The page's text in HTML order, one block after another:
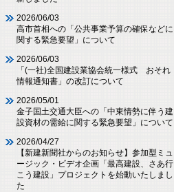
2026/06/03
高市首相への「公共事業予算の確保などに
関する緊急要望」について
2026/06/03
「(一社)全国建設業協会統一様式 おそれ
情報通知書」の改訂について
2026/05/01
金子国土交通大臣への「中東情勢に伴う建
設資材の需給に関する緊急要望」について
2026/04/27
【新建新聞社からのお知らせ】参加型ミュ
ージック・ビデオ企画「最高建設、さあ行
こう建設」プロジェクトを始動いたしまし
た